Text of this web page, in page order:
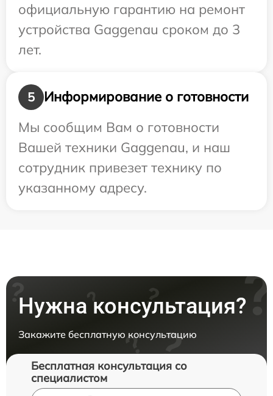
официальную гарантию на ремонт
устройства Gaggenau сроком до 3
лет.
5
Информирование о готовности
Мы сообщим Вам о готовности
Вашей техники Gaggenau, и наш
сотрудник привезет технику по
указанному адресу.
Нужна консультация?
Закажите бесплатную консультацию
Бесплатная консультация со
специалистом